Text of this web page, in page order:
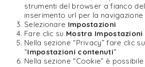
strumenti del browser a fianco
inserimento url per la navigazione
Selezionare Impostazioni
Fare clic su Mostra Impostazioni
Nella sezione “Privacy” fare clic
“Impostazioni contenuti“
Nella sezione “Cookie” è